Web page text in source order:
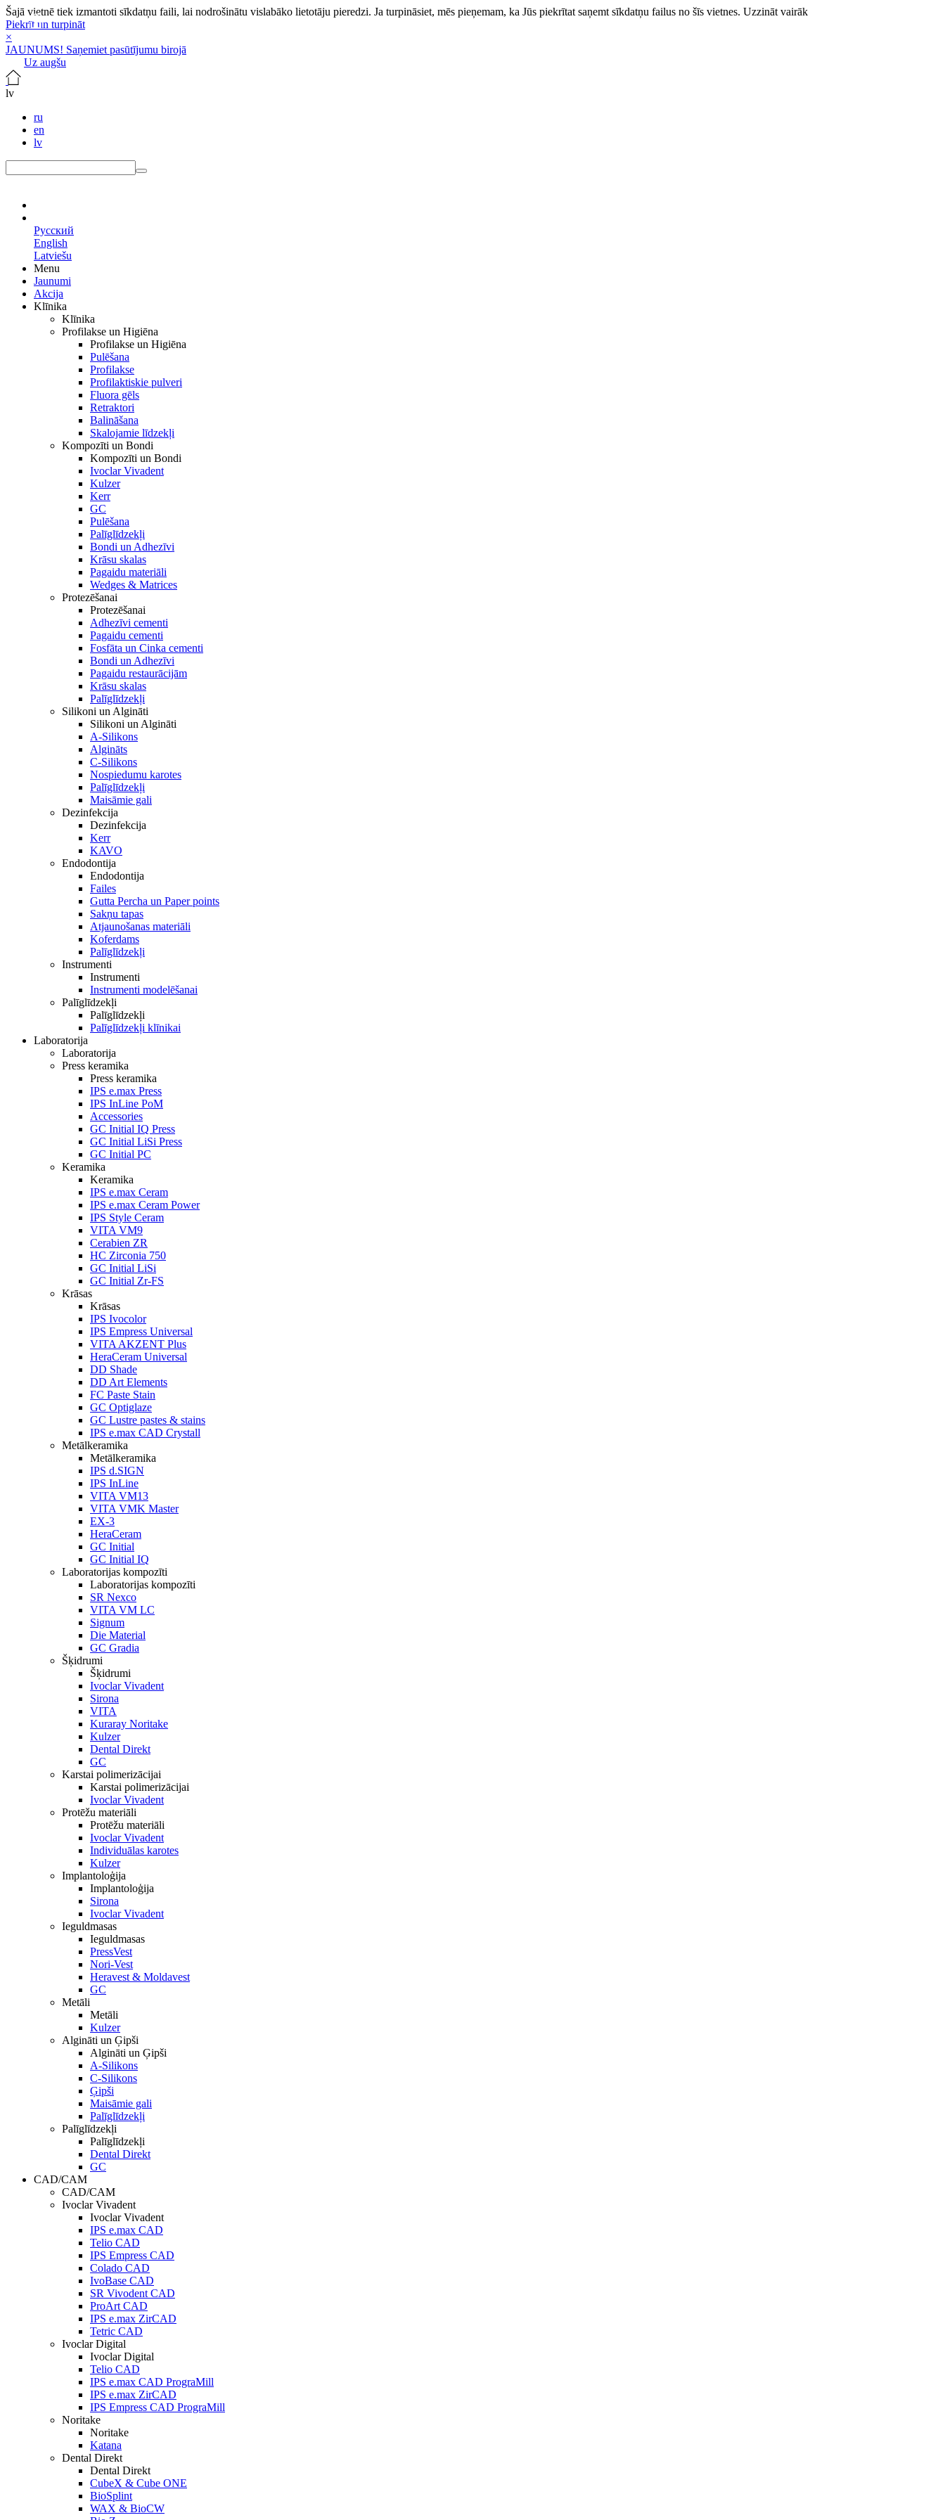
Šajā vietnē tiek izmantoti sīkdatņu faili, lai nodrošinātu vislabāko lietotāju pieredzi. Ja turpināsiet, mēs pieņemam, ka Jūs piekrītat saņemt sīkdatņu failus no šīs vietnes. Uzzināt vairāk
Piekrīt un turpināt
×
JAUNUMS! Saņemiet pasūtījumu birojā
Uz augšu
lv
ru
en
lv
Русский
English
Latviešu
Menu
Jaunumi
Akcija
Klīnika
Klīnika
Profilakse un Higiēna
Profilakse un Higiēna
Pulēšana
Profilakse
Profilaktiskie pulveri
Fluora gēls
Retraktori
Balināšana
Skalojamie līdzekļi
Kompozīti un Bondi
Kompozīti un Bondi
Ivoclar Vivadent
Kulzer
Kerr
GC
Pulēšana
Palīglīdzekļi
Bondi un Adhezīvi
Krāsu skalas
Pagaidu materiāli
Wedges & Matrices
Protezēšanai
Protezēšanai
Adhezīvi cementi
Pagaidu cementi
Fosfāta un Cinka cementi
Bondi un Adhezīvi
Pagaidu restaurācijām
Krāsu skalas
Palīglīdzekļi
Silikoni un Algināti
Silikoni un Algināti
A-Silikons
Algināts
C-Silikons
Nospiedumu karotes
Palīglīdzekļi
Maisāmie gali
Dezinfekcija
Dezinfekcija
Kerr
KAVO
Endodontija
Endodontija
Failes
Gutta Percha un Paper points
Sakņu tapas
Atjaunošanas materiāli
Koferdams
Palīglīdzekļi
Instrumenti
Instrumenti
Instrumenti modelēšanai
Palīglīdzekļi
Palīglīdzekļi
Palīglīdzekļi klīnikai
Laboratorija
Laboratorija
Press keramika
Press keramika
IPS e.max Press
IPS InLine PoM
Accessories
GC Initial IQ Press
GC Initial LiSi Press
GC Initial PC
Keramika
Keramika
IPS e.max Ceram
IPS e.max Ceram Power
IPS Style Ceram
VITA VM9
Cerabien ZR
HC Zirconia 750
GC Initial LiSi
GC Initial Zr-FS
Krāsas
Krāsas
IPS Ivocolor
IPS Empress Universal
VITA AKZENT Plus
HeraCeram Universal
DD Shade
DD Art Elements
FC Paste Stain
GC Optiglaze
GC Lustre pastes & stains
IPS e.max CAD Crystall
Metālkeramika
Metālkeramika
IPS d.SIGN
IPS InLine
VITA VM13
VITA VMK Master
EX-3
HeraCeram
GC Initial
GC Initial IQ
Laboratorijas kompozīti
Laboratorijas kompozīti
SR Nexco
VITA VM LC
Signum
Die Material
GC Gradia
Šķidrumi
Šķidrumi
Ivoclar Vivadent
Sirona
VITA
Kuraray Noritake
Kulzer
Dental Direkt
GC
Karstai polimerizācijai
Karstai polimerizācijai
Ivoclar Vivadent
Protēžu materiāli
Protēžu materiāli
Ivoclar Vivadent
Individuālas karotes
Kulzer
Implantoloģija
Implantoloģija
Sirona
Ivoclar Vivadent
Ieguldmasas
Ieguldmasas
PressVest
Nori-Vest
Heravest & Moldavest
GC
Metāli
Metāli
Kulzer
Algināti un Ģipši
Algināti un Ģipši
A-Silikons
C-Silikons
Ģipši
Maisāmie gali
Palīglīdzekļi
Palīglīdzekļi
Palīglīdzekļi
Dental Direkt
GC
CAD/CAM
CAD/CAM
Ivoclar Vivadent
Ivoclar Vivadent
IPS e.max CAD
Telio CAD
IPS Empress CAD
Colado CAD
IvoBase CAD
SR Vivodent CAD
ProArt CAD
IPS e.max ZirCAD
Tetric CAD
Ivoclar Digital
Ivoclar Digital
Telio CAD
IPS e.max CAD PrograMill
IPS e.max ZirCAD
IPS Empress CAD PrograMill
Noritake
Noritake
Katana
Dental Direkt
Dental Direkt
CubeX & Cube ONE
BioSplint
WAX & BioCW